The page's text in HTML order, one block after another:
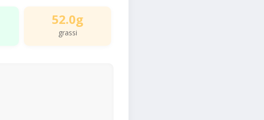
52.0g
grassi